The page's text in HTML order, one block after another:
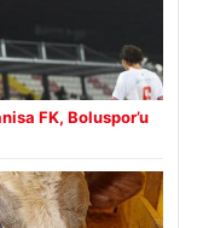
FK, Boluspor’u